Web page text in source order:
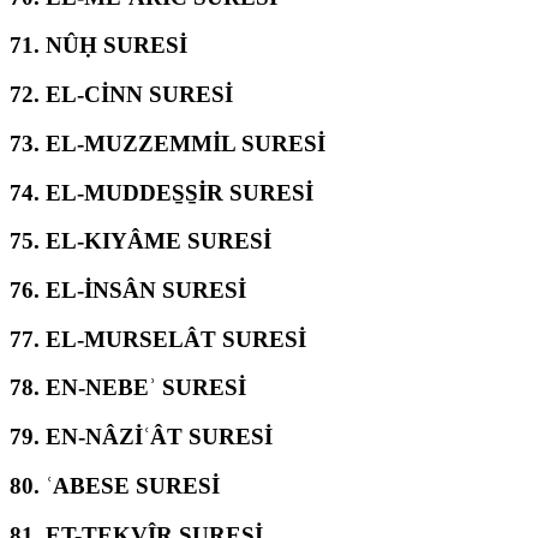
71. NÛḤ SURESİ
72. EL-CİNN SURESİ
73. EL-MUZZEMMİL SURESİ
74. EL-MUDDES̱S̱İR SURESİ
75. EL-KIYÂME SURESİ
76. EL-İNSÂN SURESİ
77. EL-MURSELÂT SURESİ
78. EN-NEBEʾ SURESİ
79. EN-NÂZİʿÂT SURESİ
80. ʿABESE SURESİ